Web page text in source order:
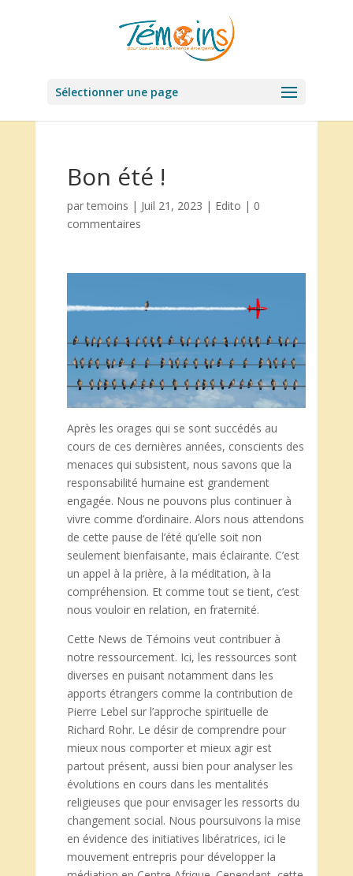
Sélectionner une page
Bon été !
partemoins | Juil 21, 2023 | Edito | 0
commentaires
Après les orages qui se sont succédés au
cours de ces dernières années, conscients des
menaces qui subsistent, nous savons que la
responsabilité humaine est grandement
engagée. Nous ne pouvons plus continuer à
vivre comme d’ordinaire. Alors nous attendons
de cette pause de l’été qu’elle soit non
seulement bienfaisante, mais éclairante. C’est
un appel à la prière, à la méditation, à la
compréhension. Et comme tout se tient, c’est
nous vouloir en relation, en fraternité.
Cette News de Témoins veut contribuer à
notre ressourcement. Ici, les ressources sont
diverses en puisant notamment dans les
apports étrangers comme la contribution de
Pierre Lebel sur l’approche spirituelle de
Richard Rohr. Le désir de comprendre pour
mieux nous comporter et mieux agir est
partout présent, aussi bien pour analyser les
évolutions en cours dans les mentalités
religieuses que pour envisager les ressorts du
changement social. Nous poursuivons la mise
en évidence des initiatives libératrices, ici le
mouvement entrepris pour développer la